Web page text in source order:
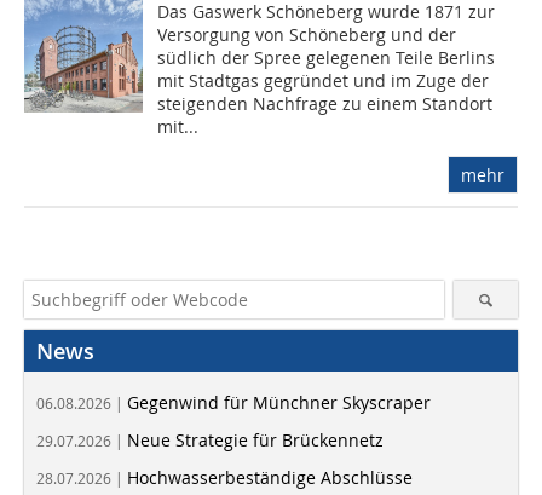
Das Gaswerk Schöneberg wurde 1871 zur
Versorgung von Schöneberg und der
südlich der Spree gelegenen Teile Berlins
mit Stadtgas gegründet und im Zuge der
steigenden Nachfrage zu einem Standort
mit...
mehr
News
06.08.2026 | Gegenwind für Münchner Skyscraper
29.07.2026 | Neue Strategie für Brückennetz
28.07.2026 | Hochwasserbeständige Abschlüsse